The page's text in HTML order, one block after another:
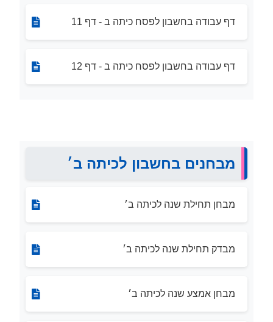
דף עבודה בחשבון לפסח כיתה ב - דף 11
דף עבודה בחשבון לפסח כיתה ב - דף 12
מבחנים בחשבון לכיתה ב׳
מבחן תחילת שנה לכיתה ב׳
מבדק תחילת שנה לכיתה ב׳
מבחן אמצע שנה לכיתה ב׳